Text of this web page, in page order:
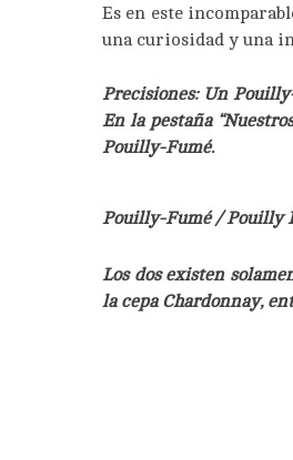
Es en este
una curiosidad y una
Precisiones: Un
En la pestaña
Pouilly-Fumé.
Pouilly-Fumé / Pouilly
Los dos existen
la cepa Chardonnay,